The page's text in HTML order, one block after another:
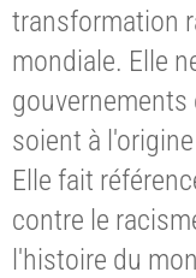
transformation
mondiale. Elle
soient à
Elle fait
contre le
l'histoire du